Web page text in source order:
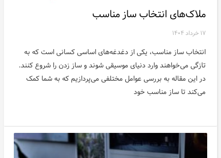
ملاک‌های انتخاب ساز مناسب
۱۷ خرداد ۱۴۰۴
انتخاب ساز مناسب، یکی از دغدغه‌های اساسی کسانی است که به
تازگی می‌خواهند وارد دنیای موسیقی شوند و ساز زدن را شروع کنند.
در این مقاله به بررسی عوامل مختلفی می‌پردازیم که به شما کمک
می‌کند تا ساز مناسب خود